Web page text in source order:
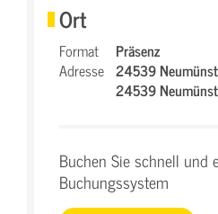
Ort
Format
Präsenz
Adresse 24539
24539
Buchen Sie schnell und
Buchungssystem